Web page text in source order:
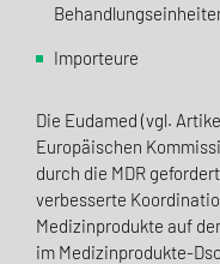
Importeure
Die Eudamed (vgl.
Europäischen
durch die MDR
verbesserte
Medizinprodukte auf
im Medizinprodukte-